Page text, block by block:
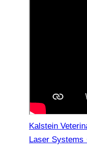
Kalstein
Laser Systems